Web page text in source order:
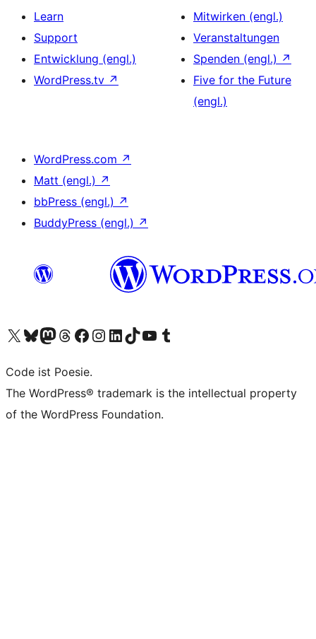
Learn
Support
Entwicklung (engl.)
WordPress.tv ↗
Mitwirken (engl.)
Veranstaltungen
Spenden (engl.) ↗
Five for the Future
(engl.)
WordPress.com ↗
Matt (engl.) ↗
bbPress (engl.) ↗
BuddyPress (engl.) ↗
Unser X-Konto (früher Twitter) besuchen
Unser Bluesky-Konto besuchen
Unser Mastodon-Konto besuchen
Unser Threads-Konto besuchen
Unsere Facebook-Seite besuchen
Unser Instagram-Konto besuchen
Unser LinkedIn-Konto besuchen
Unser TikTok-Konto besuchen
Unseren YouTube-Kanal besuchen
Unser Tumblr-Konto besuchen
Code ist Poesie.
The WordPress® trademark is the intellectual property
of the WordPress Foundation.